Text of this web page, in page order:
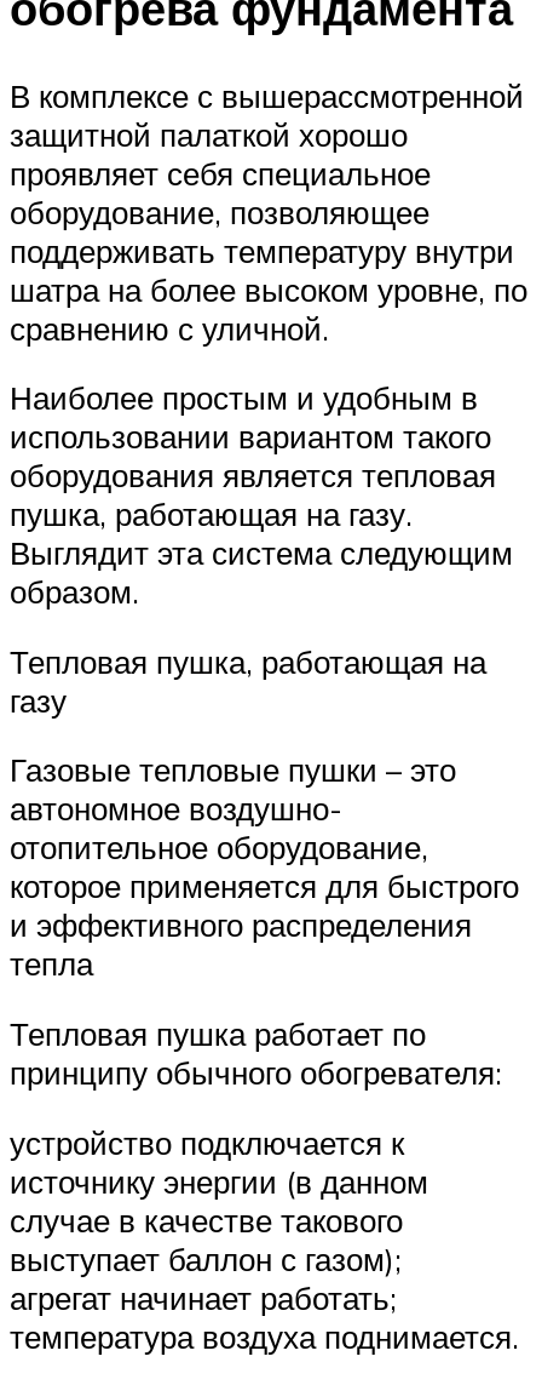
В комплексе с вышерассмотренной
защитной палаткой хорошо
проявляет себя специальное
оборудование, позволяющее
поддерживать температуру внутри
шатра на более высоком уровне, по
сравнению с уличной.
Наиболее простым и удобным в
использовании вариантом такого
оборудования является тепловая
пушка, работающая на газу.
Выглядит эта система следующим
образом.
Тепловая пушка, работающая на
газу
Газовые тепловые пушки – это
автономное воздушно-
отопительное оборудование,
которое применяется для быстрого
и эффективного распределения
тепла
Тепловая пушка работает по
принципу обычного обогревателя:
устройство подключается к
источнику энергии (в данном
случае в качестве такового
выступает баллон с газом);
агрегат начинает работать;
температура воздуха поднимается.